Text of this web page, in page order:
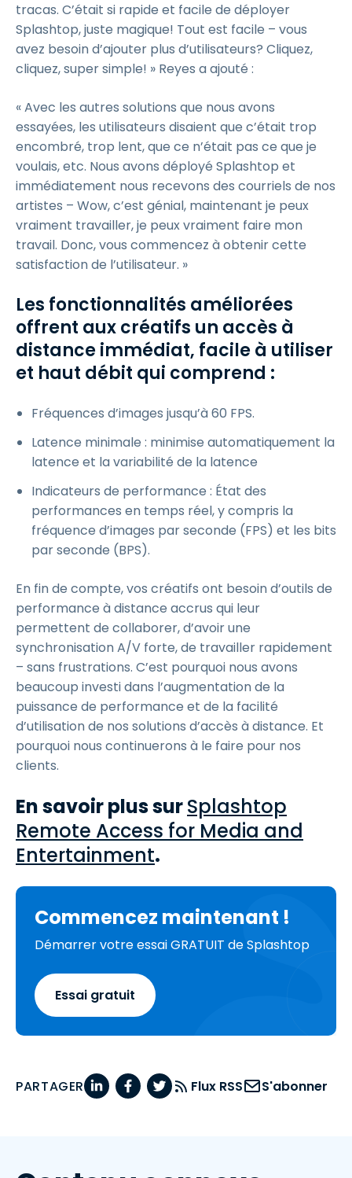
tracas. C’était si rapide et facile de déployer
Splashtop, juste magique! Tout est facile – vous
avez besoin d’ajouter plus d’utilisateurs? Cliquez,
cliquez, super simple! » Reyes a ajouté :
« Avec les autres solutions que nous avons
essayées, les utilisateurs disaient que c’était trop
encombré, trop lent, que ce n’était pas ce que je
voulais, etc. Nous avons déployé Splashtop et
immédiatement nous recevons des courriels de nos
artistes – Wow, c’est génial, maintenant je peux
vraiment travailler, je peux vraiment faire mon
travail. Donc, vous commencez à obtenir cette
satisfaction de l’utilisateur. »
Les fonctionnalités améliorées
offrent aux créatifs un accès à
distance immédiat, facile à utiliser
et haut débit qui comprend :
Fréquences d’images jusqu’à 60 FPS.
Latence minimale : minimise automatiquement la
latence et la variabilité de la latence
Indicateurs de performance : État des
performances en temps réel, y compris la
fréquence d’images par seconde (FPS) et les bits
par seconde (BPS).
En fin de compte, vos créatifs ont besoin d’outils de
performance à distance accrus qui leur
permettent de collaborer, d’avoir une
synchronisation A/V forte, de travailler rapidement
– sans frustrations. C’est pourquoi nous avons
beaucoup investi dans l’augmentation de la
puissance de performance et de la facilité
d’utilisation de nos solutions d’accès à distance. Et
pourquoi nous continuerons à le faire pour nos
clients.
En savoir plus surSplashtop
Remote Access for Media and
Entertainment.
Commencez maintenant !
Démarrer votre essai GRATUIT de Splashtop
Essai gratuit
PARTAGER Flux RSS S'abonner